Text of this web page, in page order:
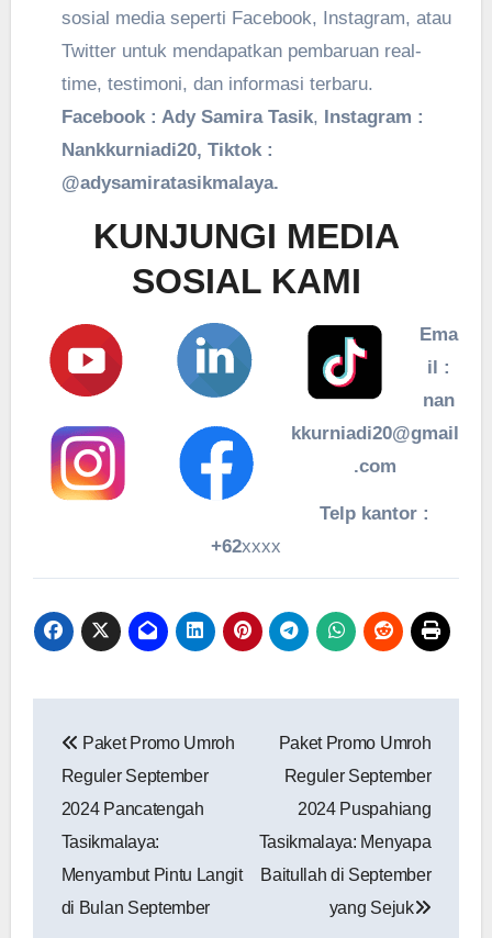
sosial media seperti Facebook, Instagram, atau
Twitter untuk mendapatkan pembaruan real-
time, testimoni, dan informasi terbaru.
Facebook : Ady Samira Tasik, Instagram :
Nankkurniadi20, Tiktok :
@adysamiratasikmalaya.
KUNJUNGI MEDIA
SOSIAL KAMI
Ema
il :
nan
kkurniadi20@gmail
.com
Telp kantor :
+62xxxx
pos
Paket Promo Umroh
Reguler September
2024 Pancatengah
Tasikmalaya:
Menyambut Pintu Langit
di Bulan September
Paket Promo Umroh
Reguler September
2024 Puspahiang
Tasikmalaya: Menyapa
Baitullah di September
yang Sejuk